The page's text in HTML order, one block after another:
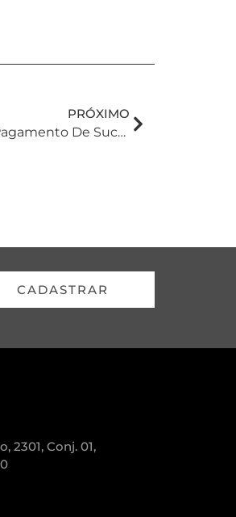
PRÓXIMO
Justiça Gratuita Não Exime Trabalhador De Pagamento De Sucumbências
CADASTRAR
2301, Conj. 01,